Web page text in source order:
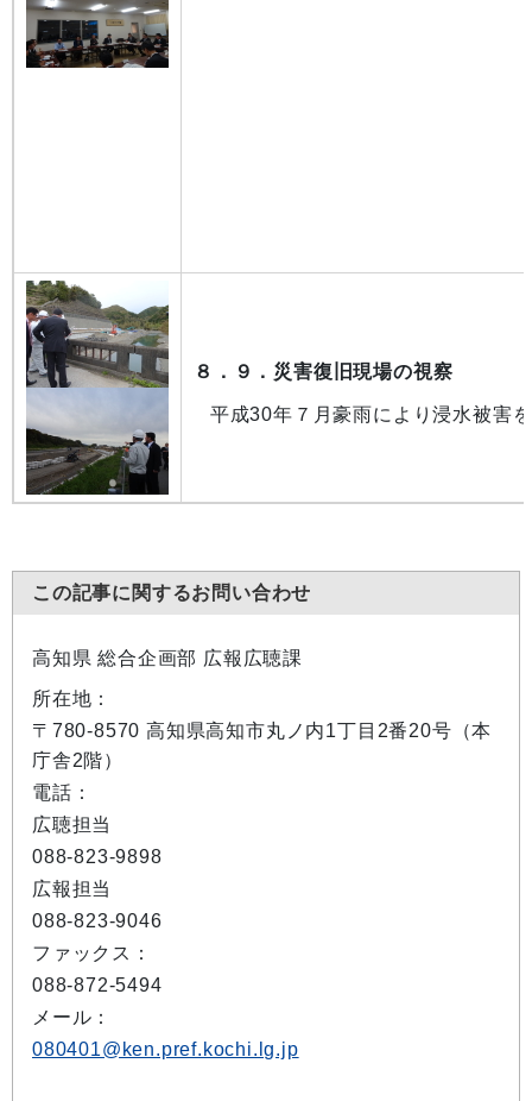
８．９．災害復旧現場の視察
平成30年７月豪雨により浸水被害
この記事に関するお問い合わせ
高知県 総合企画部 広報広聴課
所在地：
〒780-8570 高知県高知市丸ノ内1丁目2番20号（本
庁舎2階）
電話：
広聴担当
088-823-9898
広報担当
088-823-9046
ファックス：
088-872-5494
メール：
080401@ken.pref.kochi.lg.jp